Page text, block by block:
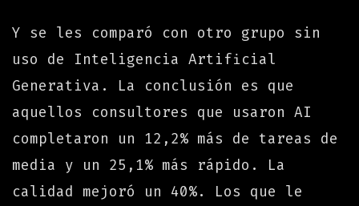
Y se les comparó con otro grupo sin
uso de Inteligencia Artificial
Generativa. La conclusión es que
aquellos consultores que usaron AI
completaron un 12,2% más de tareas de
media y un 25,1% más rápido. La
calidad mejoró un 40%. Los que le